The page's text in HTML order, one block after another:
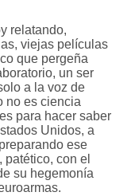
relatando,
viejas películas
que pergeña
un ser
a la voz de
no es ciencia
para hacer saber
Unidos, a
ese
con el
su hegemonía